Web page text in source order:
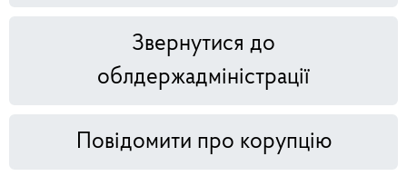
Звернутися до
облдержадміністрації
Повідомити про корупцію